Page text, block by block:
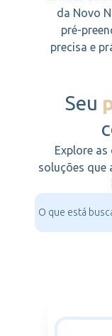
da Novo
pré-
precisa e
Seu
Explore
soluções que